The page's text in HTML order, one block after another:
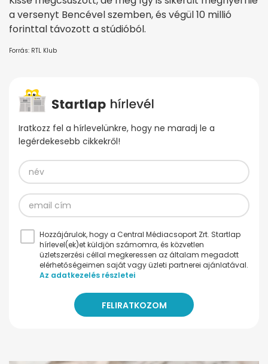
a versenyt Bencével szemben, és végül 10 millió
forinttal távozott a stúdióból.
Forrás: RTL Klub
Iratkozz fel a hírlevelünkre, hogy ne maradj le a
legérdekesebb cikkekről!
Hozzájárulok, hogy a Central Médiacsoport Zrt. Startlap
hírlevel(ek)et küldjön számomra, és közvetlen
üzletszerzési céllal megkeressen az általam megadott
elérhetőségeimen saját vagy üzleti partnerei ajánlatával.
Az adatkezelés részletei